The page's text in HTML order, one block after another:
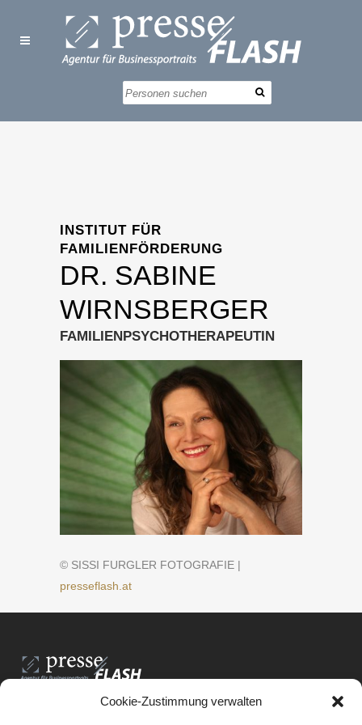
Cookie-Zustimmung verwalten
INSTITUT FÜR
FAMILIENFÖRDERUNG
DR. SABINE
WIRNSBERGER
FAMILIENPSYCHOTHERAPEUTIN
© SISSI FURGLER FOTOGRAFIE |
presseflash.at
PresseFlash e.U.